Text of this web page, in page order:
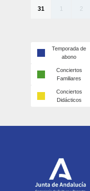
31 1 2
Temporada de
abono
Conciertos
Familiares
Conciertos
Didácticos